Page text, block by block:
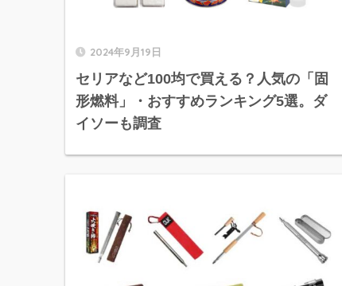
2024年9月19日
セリアなど100均で買える？人気の「固
形燃料」・おすすめランキング5選。ダ
イソーも調査